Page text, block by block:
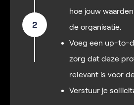
2
hoe jouw
de organisatie.
Voeg een up-to-
zorg dat deze
relevant is voor
Verstuur je